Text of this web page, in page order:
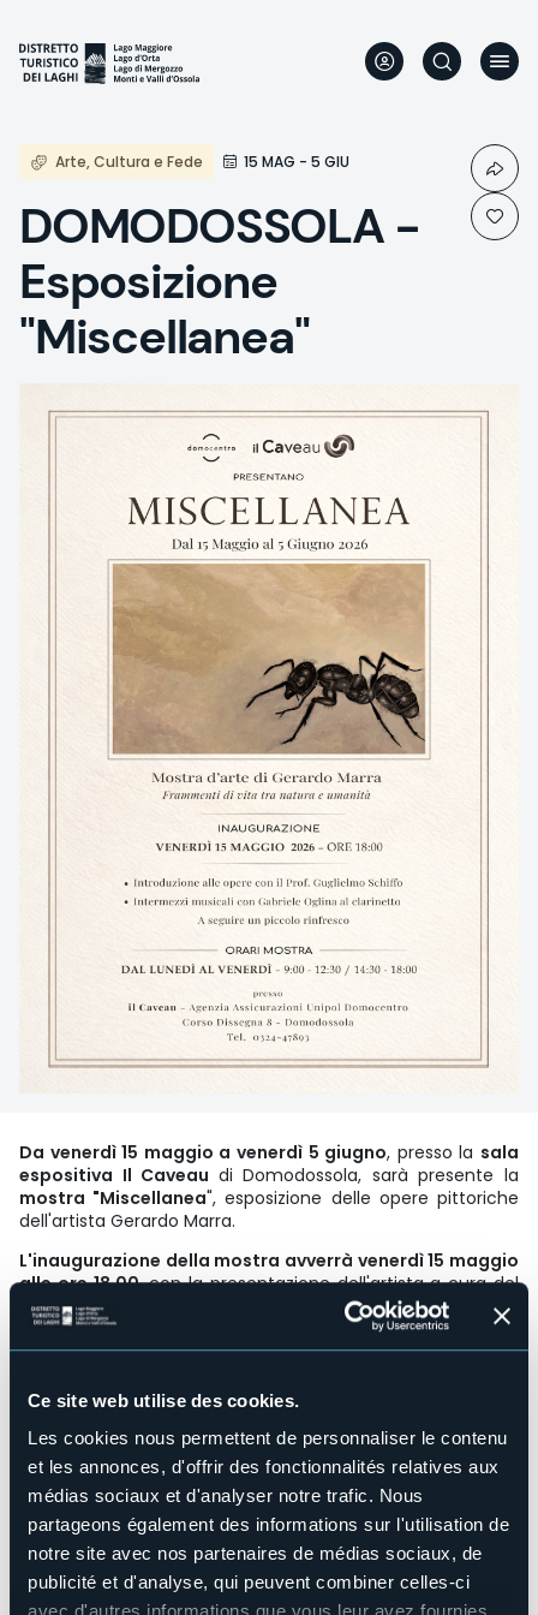
Ce site web utilise des cookies.
Les cookies nous permettent de personnaliser le contenu
et les annonces, d'offrir des fonctionnalités relatives aux
médias sociaux et d'analyser notre trafic. Nous
partageons également des informations sur l'utilisation de
notre site avec nos partenaires de médias sociaux, de
publicité et d'analyse, qui peuvent combiner celles-ci
contenu
principal
Arte, Cultura e Fede 15 MAG - 5 GIU
DOMODOSSOLA -
Esposizione
"Miscellanea"
Da venerdì 15 maggio a venerdì 5 giugno, presso la sala
espositiva Il Caveau di Domodossola, sarà presente la
mostra "Miscellanea", esposizione delle opere pittoriche
dell'artista Gerardo Marra.
L'inaugurazione della mostra avverrà venerdì 15 maggio
alle ore 18.00, con la presentazione dell'artista a cura del
Prof. Guglielmo Schiffo ed intervalli musicali del
clarinettista Gabriele Oglina. Seguirà un piccolo rinfresco.
che non segue una corrente o uno stile particolare, egli
ama definirsi un “autodidatta”, e la sua attività è il risultato
di anni trascorsi a cercare, osservare, provare e,
soprattutto, a lasciarsi sorprendere dai materiali e dalle
immagini che prendono forma sotto le sue mani.
"Miscellanea" è una mostra d’arte che racconta
frammenti di vita tra natura e umanità, che non segue un
ordine cronologico rigoroso, né un percorso tematico
definito: è piuttosto un diario visivo, un susseguirsi di